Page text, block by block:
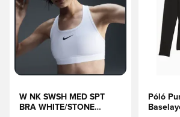
W NK SWSH MED SPT
BRA WHITE/STONE
Póló